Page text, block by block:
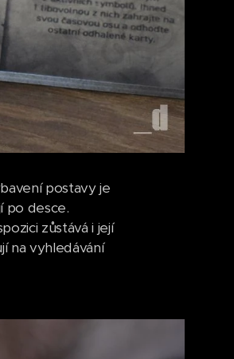
postavy je
po desce.
zůstává i její
na vyhledávání